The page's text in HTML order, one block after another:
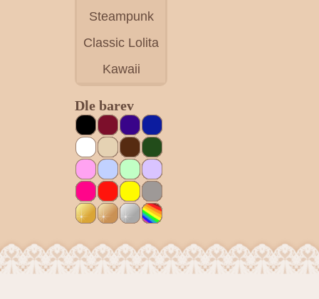
Steampunk
Classic Lolita
Kawaii
Dle barev